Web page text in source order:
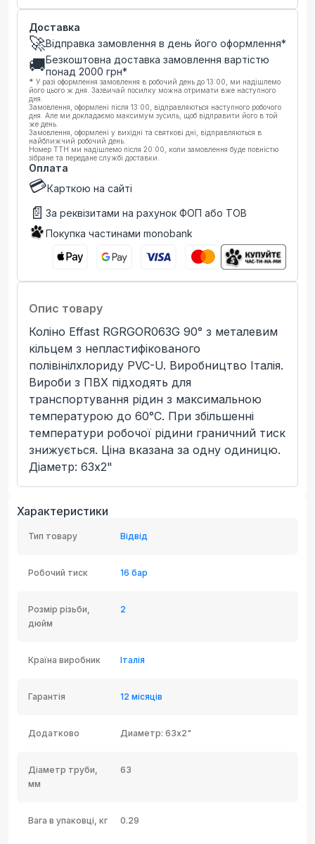
Доставка
🚀Відправка замовлення в день його оформлення*
🚚Безкоштовна доставка замовлення вартістю
понад 2000 грн*
* У разі оформлення замовлення в робочий день до 13:00, ми надішлемо
його цього ж дня. Зазвичай посилку можна отримати вже наступного
дня.
Замовлення, оформлені після 13:00, відправляються наступного робочого
дня. Але ми докладаємо максимум зусиль, щоб відправити його в той
же день.
Замовлення, оформлені у вихідні та святкові дні, відправляються в
найближчий робочий день.
Номер ТТН ми надішлемо після 20:00, коли замовлення буде повністю
зібране та передане службі доставки.
Оплата
💳Карткою на сайті
📄 За реквізитами на рахунок ФОП або ТОВ
Покупка частинами monobank
Опис товару
Коліно Effast RGRGOR063G 90° з металевим
кільцем з непластифікованого
полівінілхлориду PVC-U. Виробництво Італія.
Вироби з ПВХ підходять для
транспортування рідин з максимальною
температурою до 60°C. При збільшенні
температури робочої рідини граничний тиск
знижується. Ціна вказана за одну одиницю.
Діаметр: 63x2"
Характеристики
Тип товару Відвід
Робочий тиск 16 бар
Розмір різьби,
дюйм
2
Країна виробник Італія
Гарантія 12 місяців
Додатково Диаметр: 63x2"
Діаметр труби,
мм
63
Вага в упаковці, кг 0.29